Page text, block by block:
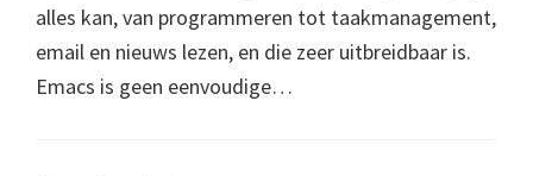
alles kan, van programmeren tot taakmanagement,
email en nieuws lezen, en die zeer uitbreidbaar is.
Emacs is geen eenvoudige…